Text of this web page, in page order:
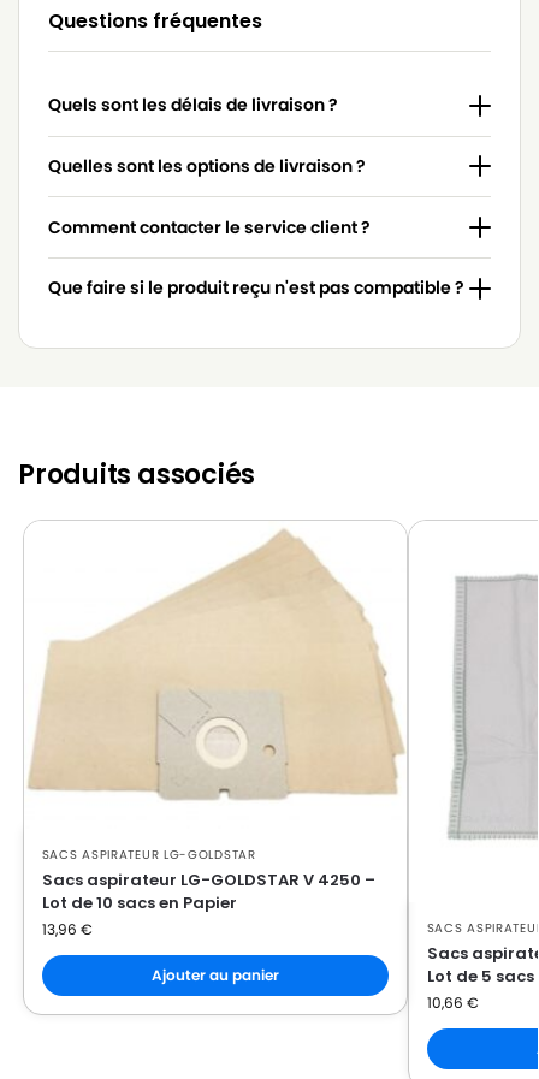
LG-
LG-GOLDSTAR 4200 (PASSION)
GOLDSTAR
LG-GOLDSTAR 5000 (PASSION)
LG-
GOLDSTAR
LG-GOLDSTAR BASIC (Série)
LG-
GOLDSTAR
LG-GOLDSTAR BONN (Série)
LG-
GOLDSTAR
LG-GOLDSTAR FVD 370
LG-GOLDSTAR PASSION (Série)
LG-
GOLDSTAR
LG-GOLDSTAR PASSION 3500
LG-
GOLDSTAR
LG-GOLDSTAR PASSION 3544
LG-
LG-GOLDSTAR PASSION 3800
LG-
GOLDSTAR
LG-GOLDSTAR PASSION 4000
LG-
GOLDSTAR
LG-GOLDSTAR PASSION 4200
LG-
LG-GOLDSTAR PUNCH (Série)
Questions fréquentes
Quels sont les délais de livraison ?
Quelles sont les options de livraison ?
Comment contacter le service client ?
Que faire si le produit reçu n'est pas compatible ?
Produits associés
SACS ASPIRATEUR LG-GOLDSTAR
Sacs aspirateur LG-GOLDSTAR V 4250 –
Lot de 10 sacs en Papier
13,96 €
Ajouter au panier
SACS
Sacs
Lot de 5
10,66 €